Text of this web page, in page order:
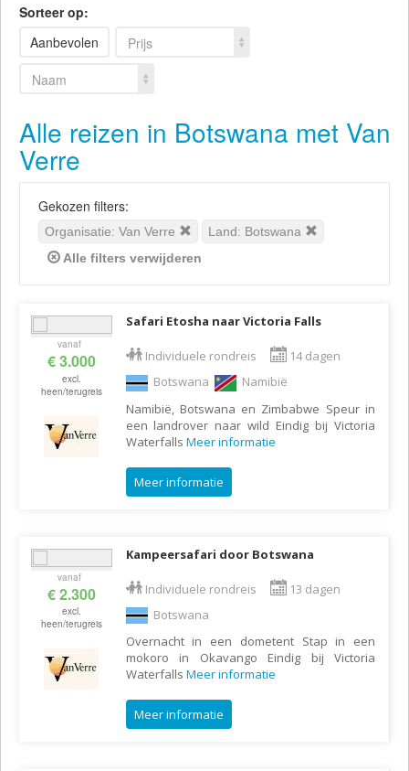
Sorteer op:
Aanbevolen
Prijs
Naam
Alle reizen in Botswana met Van
Verre
Gekozen filters:
Organisatie: Van Verre
Land: Botswana
Alle filters verwijderen
vanaf
€ 3.000
excl.
heen/terugreis
Safari Etosha naar Victoria Falls
Individuele rondreis
14 dagen
Botswana
Namibië
Namibië, Botswana en Zimbabwe Speur in
een landrover naar wild Eindig bij Victoria
Waterfalls Meer informatie
Meer informatie
vanaf
€ 2.300
excl.
heen/terugreis
Kampeersafari door Botswana
Individuele rondreis
13 dagen
Botswana
Overnacht in een dometent Stap in een
mokoro in Okavango Eindig bij Victoria
Waterfalls Meer informatie
Meer informatie